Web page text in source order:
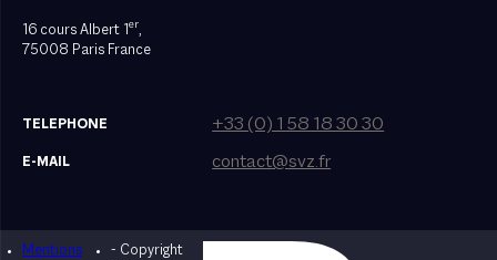
16 cours Albert 1er,
75008 Paris France
TELEPHONE +33 (0) 1 58 18 30 30
E-MAIL contact@svz.fr
Mentions
- Copyright
Designed by Bonhomme